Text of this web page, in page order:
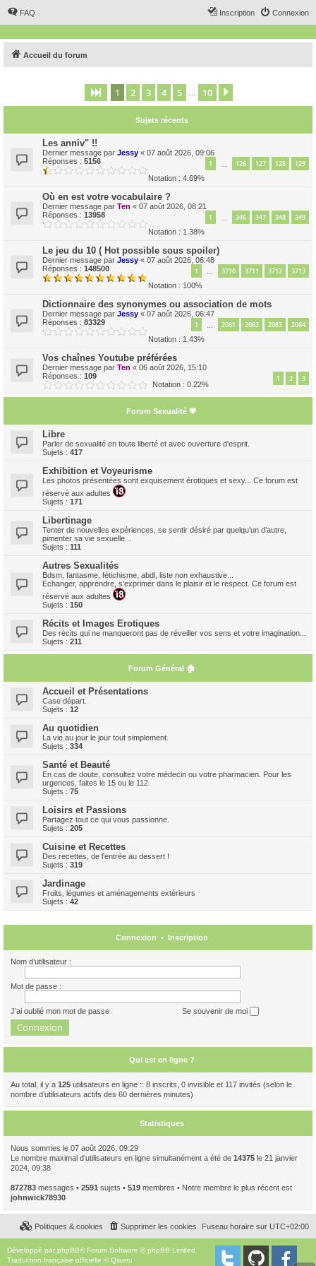
FAQ Connexion
Inscription
Accueil du forum
Page 1sur10
1 2 3 4 5 10
Sujets récents
Les anniv" !!
Dernier message par Jessy « 07 août 2026, 09:06
Réponses : 5156 1 126 127 128 129
Notation : 4.69%
Où en est votre vocabulaire ?
Dernier message par Ten « 07 août 2026, 08:21
Réponses : 13958 1 346 347 348 349
Notation : 1.38%
Le jeu du 10 ( Hot possible sous spoiler)
Dernier message par Jessy « 07 août 2026, 06:48
Réponses : 148500 1 3710 3711 3712 3713
Notation : 100%
Dictionnaire des synonymes ou association de mots
Dernier message par Jessy « 07 août 2026, 06:47
Réponses : 83329 1 2081 2082 2083 2084
Notation : 1.43%
Vos chaînes Youtube préférées
Dernier message par Ten « 06 août 2026, 15:10
Réponses : 109 1 2 3
Notation : 0.22%
Forum Sexualité 💗
Libre
Parler de sexualité en toute liberté et avec ouverture d'esprit.
Sujets : 417
Exhibition et Voyeurisme
Les photos présentées sont exquisement érotiques et sexy... Ce forum est
réservé aux adultes
Sujets : 171
Libertinage
Tenter de nouvelles expériences, se sentir désiré par quelqu’un d’autre,
pimenter sa vie sexuelle...
Sujets : 111
Autres Sexualités
Bdsm, fantasme, fétichisme, abdl, liste non exhaustive...
Echanger, apprendre, s'exprimer dans le plaisir et le respect. Ce forum est
réservé aux adultes
Sujets : 150
Récits et Images Erotiques
Des récits qui ne manqueront pas de réveiller vos sens et votre imagination...
Sujets : 211
Forum Général 🏠
Accueil et Présentations
Case départ.
Sujets : 12
Au quotidien
La vie au jour le jour tout simplement.
Sujets : 334
Santé et Beauté
En cas de doute, consultez votre médecin ou votre pharmacien. Pour les
urgences, faites le 15 ou le 112.
Sujets : 75
Loisirs et Passions
Partagez tout ce qui vous passionne.
Sujets : 205
Cuisine et Recettes
Des recettes, de l'entrée au dessert !
Sujets : 319
Jardinage
Fruits, légumes et aménagements extérieurs
Sujets : 42
Connexion • Inscription
Nom d’utilisateur :
Mot de passe :
J’ai oublié mon mot de passe Se souvenir de moi
Qui est en ligne ?
Au total, il y a 125 utilisateurs en ligne :: 8 inscrits, 0 invisible et 117 invités (selon le
nombre d’utilisateurs actifs des 60 dernières minutes)
Statistiques
Nous sommes le 07 août 2026, 09:29
Le nombre maximal d’utilisateurs en ligne simultanément a été de 14375 le 21 janvier
2024, 09:38
872783 messages • 2591 sujets • 519 membres • Notre membre le plus récent est
johnwick78930
Fuseau horaire sur UTC+02:00
Supprimer les cookies
Politiques & cookies
Développé par phpBB® Forum Software © phpBB Limited
Traduction française officielle ©Qiaeru